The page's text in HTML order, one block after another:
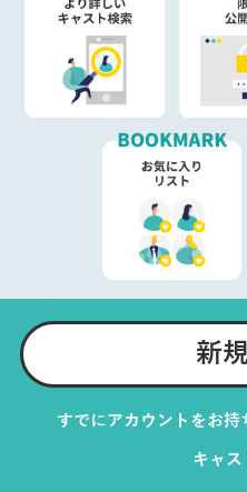
新
すでにアカウントをお持
キャス